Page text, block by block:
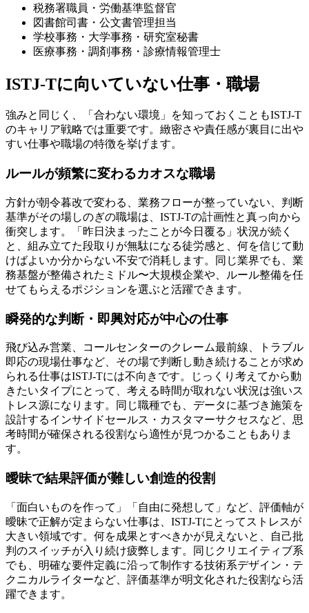
税務署職員・労働基準監督官
図書館司書・公文書管理担当
学校事務・大学事務・研究室秘書
医療事務・調剤事務・診療情報管理士
ISTJ-Tに向いていない仕事・職場
強みと同じく、「合わない環境」を知っておくこともISTJ-T
のキャリア戦略では重要です。緻密さや責任感が裏目に出や
すい仕事や職場の特徴を挙げます。
ルールが頻繁に変わるカオスな職場
方針が朝令暮改で変わる、業務フローが整っていない、判断
基準がその場しのぎの職場は、ISTJ-Tの計画性と真っ向から
衝突します。「昨日決まったことが今日覆る」状況が続く
と、組み立てた段取りが無駄になる徒労感と、何を信じて動
けばよいか分からない不安で消耗します。同じ業界でも、業
務基盤が整備されたミドル〜大規模企業や、ルール整備を任
せてもらえるポジションを選ぶと活躍できます。
瞬発的な判断・即興対応が中心の仕事
飛び込み営業、コールセンターのクレーム最前線、トラブル
即応の現場仕事など、その場で判断し動き続けることが求め
られる仕事はISTJ-Tには不向きです。じっくり考えてから動
きたいタイプにとって、考える時間が取れない状況は強いス
トレス源になります。同じ職種でも、データに基づき施策を
設計するインサイドセールス・カスタマーサクセスなど、思
考時間が確保される役割なら適性が見つかることもありま
す。
曖昧で結果評価が難しい創造的役割
「面白いものを作って」「自由に発想して」など、評価軸が
曖昧で正解が定まらない仕事は、ISTJ-Tにとってストレスが
大きい領域です。何を成果とすべきかが見えないと、自己批
判のスイッチが入り続け疲弊します。同じクリエイティブ系
でも、明確な要件定義に沿って制作する技術系デザイン・テ
クニカルライターなど、評価基準が明文化された役割なら活
躍できます。